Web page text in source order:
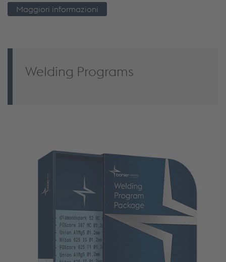
Maggiori informazioni
Welding Programs